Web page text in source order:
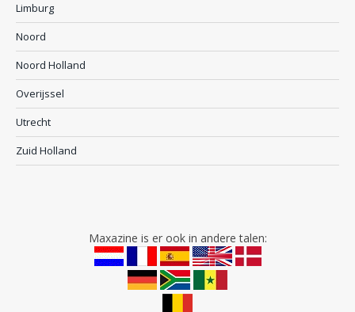
Limburg
Noord
Noord Holland
Overijssel
Utrecht
Zuid Holland
Maxazine is er ook in andere talen: